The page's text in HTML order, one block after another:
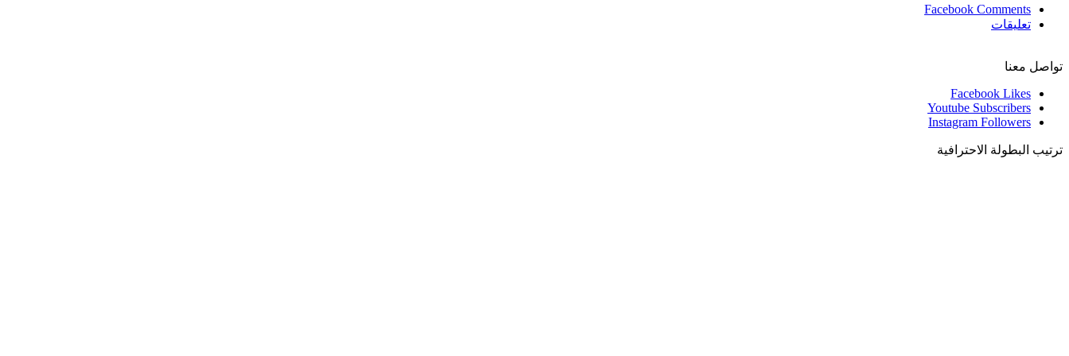
Facebook Comments
تعليقات
تواصل معنا
Facebook Likes
Youtube Subscribers
Instagram Followers
ترتيب البطولة الاحترافية